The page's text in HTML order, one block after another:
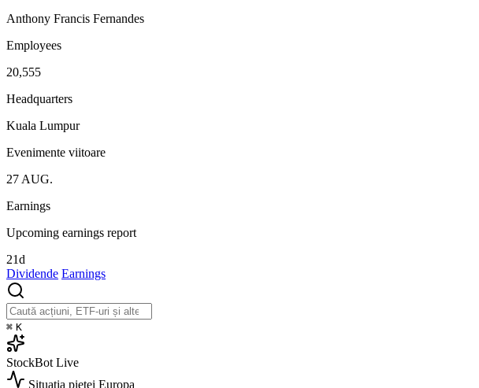
Anthony Francis Fernandes
Employees
20,555
Headquarters
Kuala Lumpur
Evenimente viitoare
27 AUG.
Earnings
Upcoming earnings report
21d
Dividende Earnings
⌘ K
StockBot Live
Situația pieței Europa